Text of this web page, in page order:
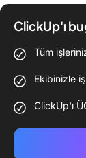
ClickUp'ı
Tüm
Ekibinizle
ClickUp'ı